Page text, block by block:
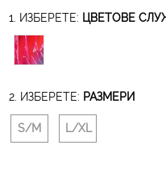
1. ИЗБЕРЕТЕ: ЦВЕТОВЕ
2. ИЗБЕРЕТЕ: РАЗМЕРИ
S/M L/XL